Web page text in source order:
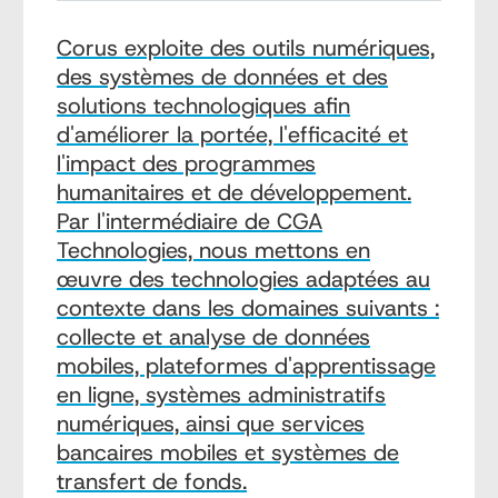
Corus exploite des outils numériques,
des systèmes de données et des
solutions technologiques afin
d'améliorer la portée, l'efficacité et
l'impact des programmes
humanitaires et de développement.
Par l'intermédiaire de CGA
Technologies, nous mettons en
œuvre des technologies adaptées au
contexte dans les domaines suivants :
collecte et analyse de données
mobiles, plateformes d'apprentissage
en ligne, systèmes administratifs
numériques, ainsi que services
bancaires mobiles et systèmes de
transfert de fonds.